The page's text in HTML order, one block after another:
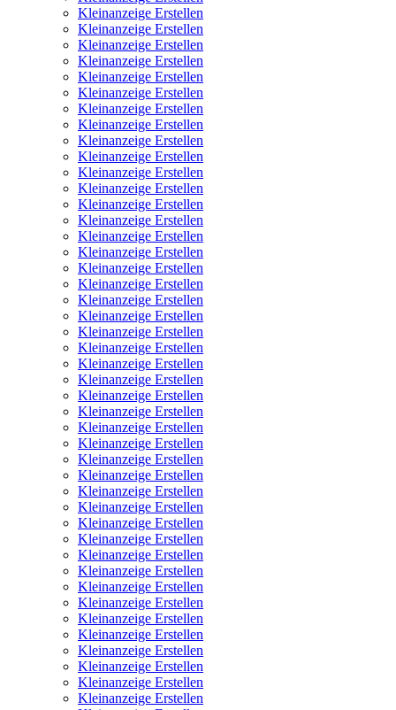
Kleinanzeige Erstellen
Kleinanzeige Erstellen
Kleinanzeige Erstellen
Kleinanzeige Erstellen
Kleinanzeige Erstellen
Kleinanzeige Erstellen
Kleinanzeige Erstellen
Kleinanzeige Erstellen
Kleinanzeige Erstellen
Kleinanzeige Erstellen
Kleinanzeige Erstellen
Kleinanzeige Erstellen
Kleinanzeige Erstellen
Kleinanzeige Erstellen
Kleinanzeige Erstellen
Kleinanzeige Erstellen
Kleinanzeige Erstellen
Kleinanzeige Erstellen
Kleinanzeige Erstellen
Kleinanzeige Erstellen
Kleinanzeige Erstellen
Kleinanzeige Erstellen
Kleinanzeige Erstellen
Kleinanzeige Erstellen
Kleinanzeige Erstellen
Kleinanzeige Erstellen
Kleinanzeige Erstellen
Kleinanzeige Erstellen
Kleinanzeige Erstellen
Kleinanzeige Erstellen
Kleinanzeige Erstellen
Kleinanzeige Erstellen
Kleinanzeige Erstellen
Kleinanzeige Erstellen
Kleinanzeige Erstellen
Kleinanzeige Erstellen
Kleinanzeige Erstellen
Kleinanzeige Erstellen
Kleinanzeige Erstellen
Kleinanzeige Erstellen
Kleinanzeige Erstellen
Kleinanzeige Erstellen
Kleinanzeige Erstellen
Kleinanzeige Erstellen